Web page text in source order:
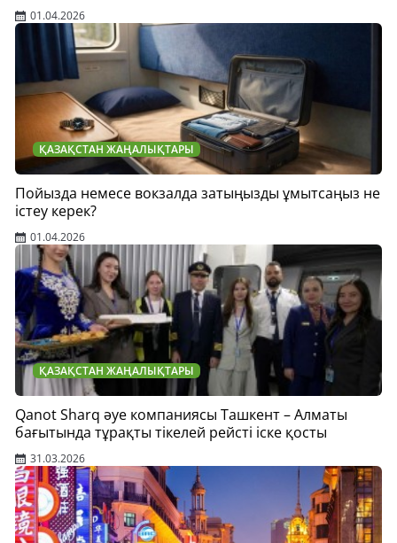
01.04.2026
ҚАЗАҚСТАН ЖАҢАЛЫҚТАРЫ
Пойызда немесе вокзалда затыңызды ұмытсаңыз не
істеу керек?
01.04.2026
ҚАЗАҚСТАН ЖАҢАЛЫҚТАРЫ
Qanot Sharq әуе компаниясы Ташкент – Алматы
бағытында тұрақты тікелей рейсті іске қосты
31.03.2026